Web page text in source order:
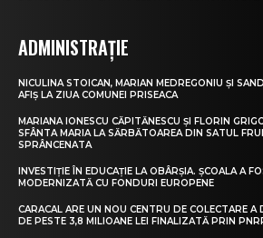
ADMINISTRAȚIE
NICULINA STOICAN, MARIAN MEDREGONIU ȘI
AFIȘ LA ZIUA COMUNEI PRISEACA
MARIANA IONESCU CĂPITĂNESCU ȘI FLORIN
SFÂNTA MARIA LA SĂRBĂTOAREA DIN SATUL
SPRÂNCENATA
INVESTIȚIE ÎN EDUCAȚIE LA OBÂRȘIA. ȘCOALA A
MODERNIZATĂ CU FONDURI EUROPENE
CARACAL ARE UN NOU CENTRU DE COLECTARE A
DE PESTE 3,8 MILIOANE LEI FINALIZATĂ PRIN